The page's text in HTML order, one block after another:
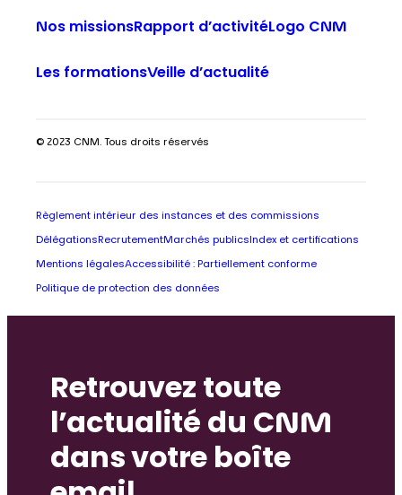
Nos missionsRapport d’activitéLogo CNM
Les formationsVeille d’actualité
© 2023 CNM. Tous droits réservés
Règlement intérieur des instances et des commissions
Délégations RecrutementMarchés publics Index et certifications
Mentions légalesAccessibilité : Partiellement conforme
Politique de protection des données
Retrouvez toute
l’actualité du CNM
dans votre boîte